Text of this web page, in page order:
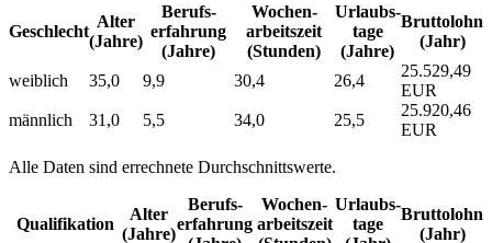
Geschlecht
Alter
(Jahre)
Berufs­
erfahrung
(Jahre)
Wochen­
arbeitszeit
(Stunden)
Urlaubs­
tage
(Jahre)
Bruttolohn
(Jahr)
weiblich 35,0 9,9 30,4 26,4
25.529,49
EUR
männlich
31,0 5,5 34,0 25,5
25.920,46
EUR
Alle Daten sind errechnete Durchschnittswerte.
Qualifikation
Alter
(Jahre)
Berufs­
erfahrung
Wochen­
arbeitszeit
Urlaubs­
tage
Bruttolohn
(Jahr)